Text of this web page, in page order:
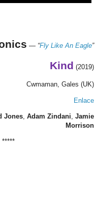
— “Fly Like An Eagle”
Kind (2019)
Cwmaman, Gales (UK)
Enlace
Jones Adam Zindani Jamie
Morrison
*****